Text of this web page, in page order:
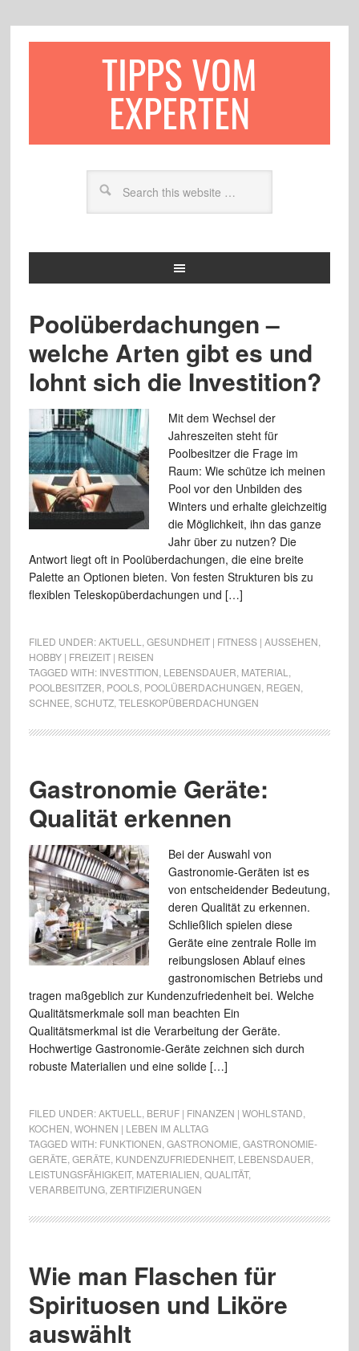
TIPPS VOM
EXPERTEN
Poolüberdachungen –
welche Arten gibt es und
lohnt sich die Investition?
Mit dem Wechsel der
Jahreszeiten steht für
Poolbesitzer die Frage im
Raum: Wie schütze ich meinen
Pool vor den Unbilden des
Winters und erhalte gleichzeitig
die Möglichkeit, ihn das ganze
Jahr über zu nutzen? Die
Antwort liegt oft in Poolüberdachungen, die eine breite
Palette an Optionen bieten. Von festen Strukturen bis zu
flexiblen Teleskopüberdachungen und […]
FILED UNDER:AKTUELL GESUNDHEIT | FITNESS | AUSSEHEN
HOBBY | FREIZEIT | REISEN
TAGGED WITH: INVESTITION LEBENSDAUER MATERIAL
POOLBESITZER POOLS, POOLÜBERDACHUNGEN REGEN
SCHNEE SCHUTZ, TELESKOPÜBERDACHUNGEN
Gastronomie Geräte:
Qualität erkennen
Bei der Auswahl von
Gastronomie-Geräten ist es
von entscheidender Bedeutung,
deren Qualität zu erkennen.
Schließlich spielen diese
Geräte eine zentrale Rolle im
reibungslosen Ablauf eines
gastronomischen Betriebs und
tragen maßgeblich zur Kundenzufriedenheit bei. Welche
Qualitätsmerkmale soll man beachten Ein
Qualitätsmerkmal ist die Verarbeitung der Geräte.
Hochwertige Gastronomie-Geräte zeichnen sich durch
robuste Materialien und eine solide […]
FILED UNDER:AKTUELL BERUF | FINANZEN | WOHLSTAND
KOCHEN WOHNEN | LEBEN IM ALLTAG
TAGGED WITH: FUNKTIONEN GASTRONOMIE GASTRONOMIE-
GERÄTE GERÄTE KUNDENZUFRIEDENHEIT, LEBENSDAUER
LEISTUNGSFÄHIGKEIT, MATERIALIEN QUALITÄT,
VERARBEITUNG, ZERTIFIZIERUNGEN
Wie man Flaschen für
Spirituosen und Liköre
auswählt